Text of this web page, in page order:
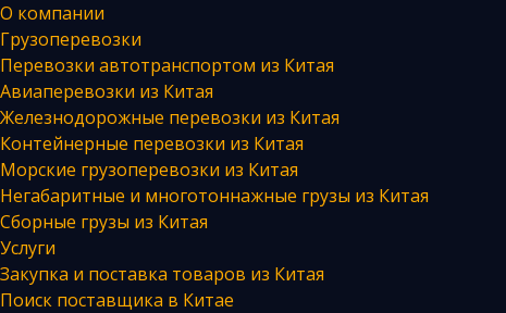
О компании
Грузоперевозки
Перевозки автотранспортом из Китая
Авиаперевозки из Китая
Железнодорожные перевозки из Китая
Контейнерные перевозки из Китая
Морские грузоперевозки из Китая
Негабаритные и многотоннажные грузы из Китая
Сборные грузы из Китая
Услуги
Закупка и поставка товаров из Китая
Поиск поставщика в Китае